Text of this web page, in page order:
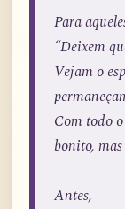
Para
“Deixem
Vejam o
Com todo
bonito,
Antes,